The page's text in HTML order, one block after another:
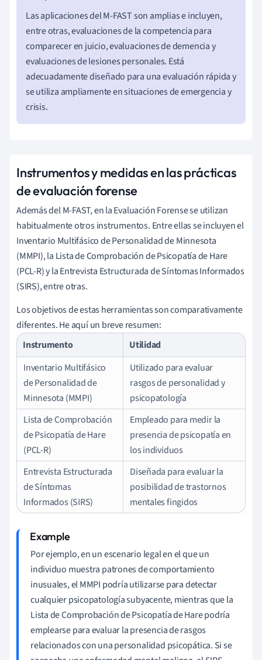
Las aplicaciones del M-FAST son amplias e incluyen,
entre otras, evaluaciones de la competencia para
comparecer en juicio, evaluaciones de demencia y
evaluaciones de lesiones personales. Está
adecuadamente diseñado para una evaluación rápida y
se utiliza ampliamente en situaciones de emergencia y
crisis.
Instrumentos y medidas en las prácticas
de evaluación forense
Además del M-FAST, en la Evaluación Forense se utilizan
habitualmente otros instrumentos. Entre ellas se incluyen el
Inventario Multifásico de Personalidad de Minnesota
(MMPI), la Lista de Comprobación de Psicopatía de Hare
(PCL-R) y la Entrevista Estructurada de Síntomas Informados
(SIRS), entre otras.
Los objetivos de estas herramientas son comparativamente
diferentes. He aquí un breve resumen:
Instrumento
Utilidad
Inventario Multifásico
de Personalidad de
Minnesota (MMPI)
Utilizado para evaluar
rasgos de personalidad y
psicopatología
Lista de Comprobación
de Psicopatía de Hare
(PCL-R)
Empleado para medir la
presencia de psicopatía en
los individuos
Entrevista Estructurada
de Síntomas
Informados (SIRS)
Diseñada para evaluar la
posibilidad de trastornos
mentales fingidos
Por ejemplo, en un escenario legal en el que un
individuo muestra patrones de comportamiento
inusuales, el MMPI podría utilizarse para detectar
cualquier psicopatología subyacente, mientras que la
Lista de Comprobación de Psicopatía de Hare podría
emplearse para evaluar la presencia de rasgos
relacionados con una personalidad psicopática. Si se